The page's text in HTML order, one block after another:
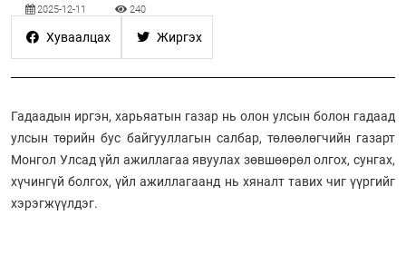
2025-12-11 240
Хуваалцах Жиргэх
Гадаадын иргэн, харьяатын газар нь олон улсын болон гадаад
улсын төрийн бус байгууллагын салбар, төлөөлөгчийн газарт
Монгол Улсад үйл ажиллагаа явуулах зөвшөөрөл олгох, сунгах,
хүчингүй болгох, үйл ажиллагаанд нь хяналт тавих чиг үүргийг
хэрэгжүүлдэг.